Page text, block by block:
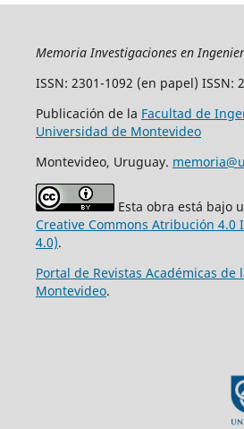
Memoria Investigaciones en
ISSN: 2301-1092 (en papel) ISSN:
Publicación de la Facultad de
Universidad de Montevideo
Montevideo, Uruguay.
Esta obra está bajo
Creative Commons Atribución 4.0
4.0).
Portal de Revistas Académicas de
Montevideo.